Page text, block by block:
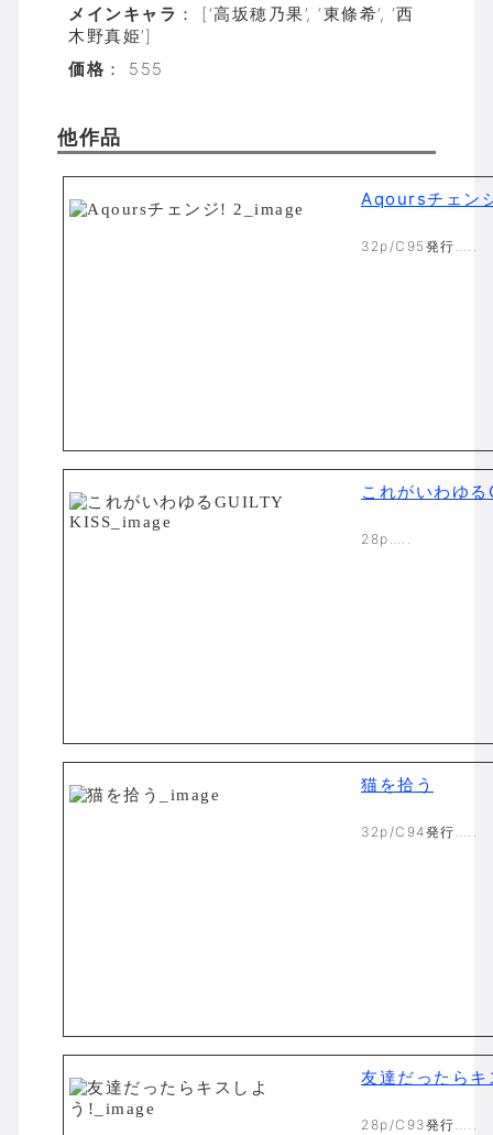
メインキャラ ： [‘高坂穂乃果’, ‘東條希’, ‘西
木野真姫’]
価格 ： 555
他作品
Aqoursチェン
32p/C95発行…..
これがいわゆ
28p…..
猫を拾う
32p/C94発行…..
友達だったら
28p/C93発行…..